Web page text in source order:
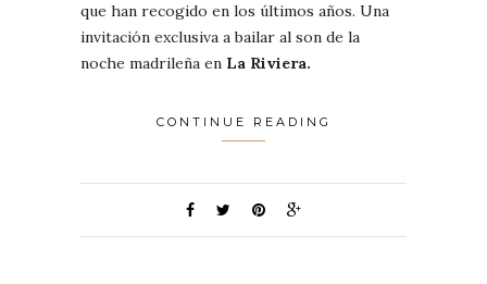
que han recogido en los últimos años. Una
invitación exclusiva a bailar al son de la
noche madrileña en La Riviera.
CONTINUE READING